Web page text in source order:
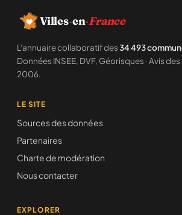
Villes·en·France
L'annuaire collaboratif des34 493
Données INSEE, DVF, Géorisques · Avis
2006.
LE SITE
Sources des données
Partenaires
Charte de modération
Nous contacter
EXPLORER